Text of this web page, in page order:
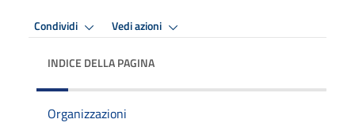
Condividi Vedi azioni
INDICE DELLA PAGINA
Organizzazioni